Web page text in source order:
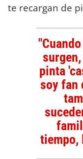
te recargan de
pinta
soy fan
tiempo,